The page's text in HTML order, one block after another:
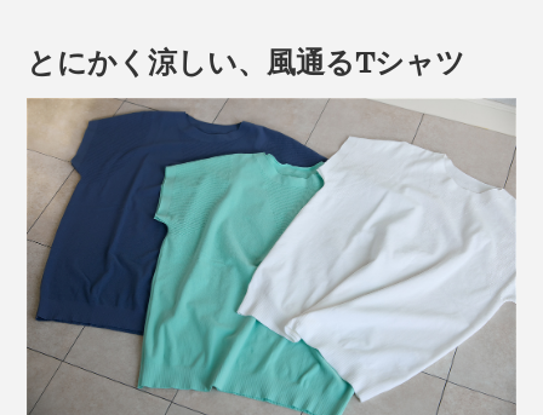
とにかく涼しい、風通るTシャツ